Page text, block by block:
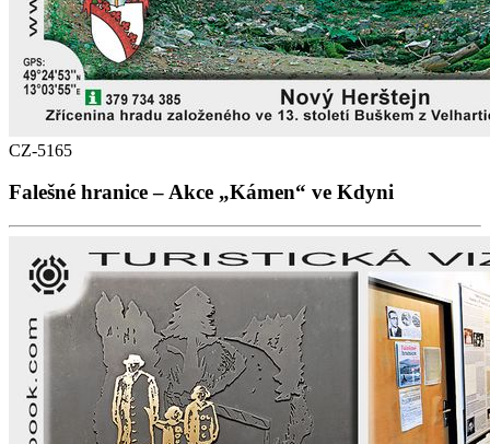
CZ-5165
Falešné hranice – Akce „Kámen“ ve Kdyni